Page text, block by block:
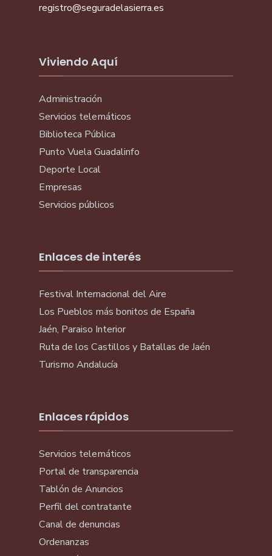
registro@seguradelasierra.es
Viviendo Aquí
Administración
Servicios telemáticos
Biblioteca Pública
Punto Vuela Guadalinfo
Deporte Local
Empresas
Servicios públicos
Enlaces de interés
Festival Internacional del Aire
Los Pueblos más bonitos de España
Jaén, Paraiso Interior
Ruta de los Castillos y Batallas de Jaén
Turismo Andalucía
Enlaces rápidos
Servicios telemáticos
Portal de transparencia
Tablón de Anuncios
Perfil del contratante
Canal de denuncias
Ordenanzas